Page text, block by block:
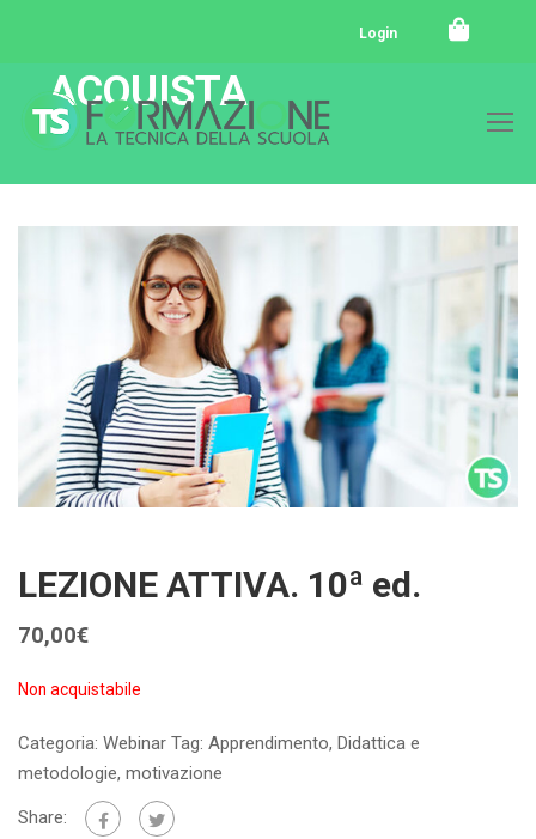
Login
ACQUISTA
LEZIONE ATTIVA. 10ª ed.
70,00€
Non acquistabile
Categoria: Webinar Tag: Apprendimento, Didattica e
metodologie, motivazione
Share: